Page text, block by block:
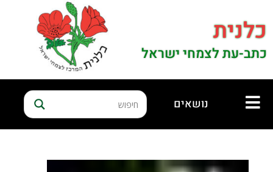
כלנית
כתב-עת לצמחי ישראל
נושאים